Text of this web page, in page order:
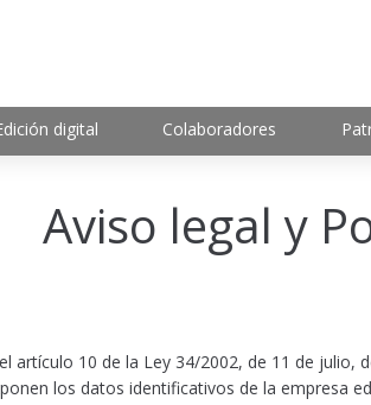
digital Colaboradores
Aviso legal y
artículo 10 de la Ley 34/2002, de 11 de julio,
los datos identificativos de la empresa